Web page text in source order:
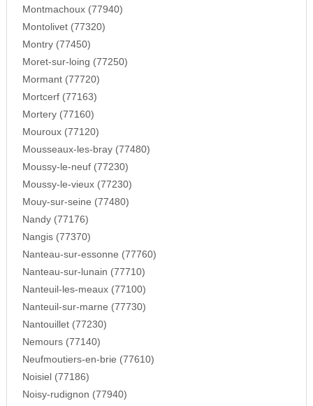
Montmachoux (77940)
Montolivet (77320)
Montry (77450)
Moret-sur-loing (77250)
Mormant (77720)
Mortcerf (77163)
Mortery (77160)
Mouroux (77120)
Mousseaux-les-bray (77480)
Moussy-le-neuf (77230)
Moussy-le-vieux (77230)
Mouy-sur-seine (77480)
Nandy (77176)
Nangis (77370)
Nanteau-sur-essonne (77760)
Nanteau-sur-lunain (77710)
Nanteuil-les-meaux (77100)
Nanteuil-sur-marne (77730)
Nantouillet (77230)
Nemours (77140)
Neufmoutiers-en-brie (77610)
Noisiel (77186)
Noisy-rudignon (77940)